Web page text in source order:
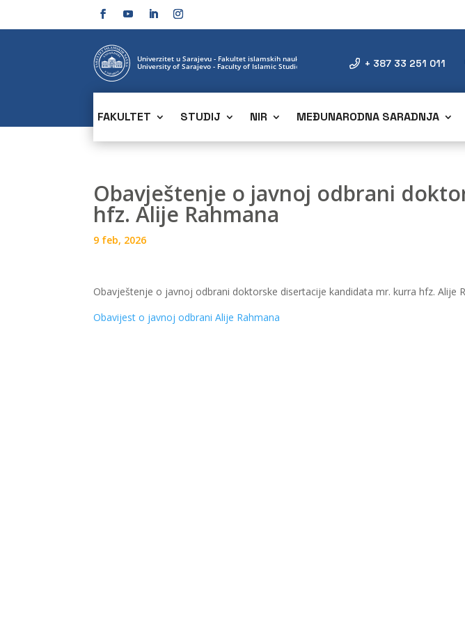
+ 387 33 251 011
FAKULTET STUDIJ NIR MEĐUNARODNA SARADNJA
Obavještenje o javnoj odbrani
hfz. Alije Rahmana
9 feb, 2026
Obavještenje o javnoj odbrani doktorske disertacije kandidata mr. kurra hfz. Alije
Obavijest o javnoj odbrani Alije Rahmana